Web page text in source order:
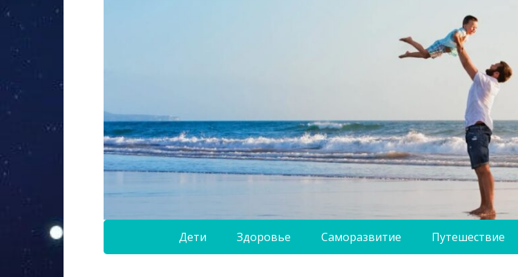
Дети Здоровье Саморазвитие Путешествие